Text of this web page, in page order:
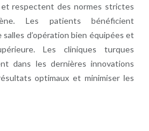
respectent des normes strictes
Les patients bénéficient
d’opération bien équipées et
Les cliniques turques
dans les dernières innovations
optimaux et minimiser les